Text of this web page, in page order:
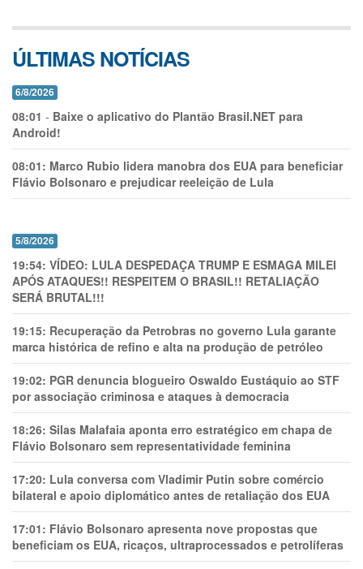
ÚLTIMAS NOTÍCIAS
6/8/2026
08:01 - Baixe o aplicativo do Plantão Brasil.NET para
Android!
08:01: Marco Rubio lidera manobra dos EUA para beneficiar
Flávio Bolsonaro e prejudicar reeleição de Lula
5/8/2026
19:54: VÍDEO: LULA DESPEDAÇA TRUMP E ESMAGA MILEI
APÓS ATAQUES!! RESPEITEM O BRASIL!! RETALIAÇÃO
SERÁ BRUTAL!!!
19:15: Recuperação da Petrobras no governo Lula garante
marca histórica de refino e alta na produção de petróleo
19:02: PGR denuncia blogueiro Oswaldo Eustáquio ao STF
por associação criminosa e ataques à democracia
18:26: Silas Malafaia aponta erro estratégico em chapa de
Flávio Bolsonaro sem representatividade feminina
17:20: Lula conversa com Vladimir Putin sobre comércio
bilateral e apoio diplomático antes de retaliação dos EUA
17:01: Flávio Bolsonaro apresenta nove propostas que
beneficiam os EUA, ricaços, ultraprocessados e petrolíferas